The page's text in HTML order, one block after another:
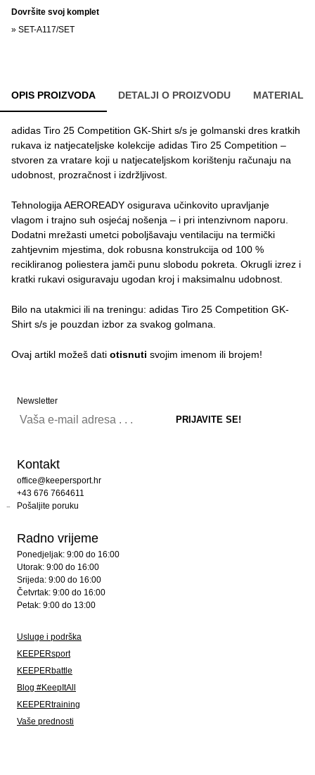
Dovršite svoj komplet
» SET-A117/SET
OPIS PROIZVODA DETALJI O PROIZVODU MATERIAL
adidas Tiro 25 Competition GK-Shirt s/s je golmanski dres kratkih
rukava iz natjecateljske kolekcije adidas Tiro 25 Competition –
stvoren za vratare koji u natjecateljskom korištenju računaju na
udobnost, prozračnost i izdržljivost.
Tehnologija AEROREADY osigurava učinkovito upravljanje
vlagom i trajno suh osjećaj nošenja – i pri intenzivnom naporu.
Dodatni mrežasti umetci poboljšavaju ventilaciju na termički
zahtjevnim mjestima, dok robusna konstrukcija od 100 %
recikliranog poliestera jamči punu slobodu pokreta. Okrugli izrez i
kratki rukavi osiguravaju ugodan kroj i maksimalnu udobnost.
Bilo na utakmici ili na treningu: adidas Tiro 25 Competition GK-
Shirt s/s je pouzdan izbor za svakog golmana.
Ovaj artikl možeš dati otisnuti svojim imenom ili brojem!
Newsletter
Kontakt
office@keepersport.hr
+43 676 7664611
Pošaljite poruku
Radno vrijeme
Ponedjeljak: 9:00 do 16:00
Utorak: 9:00 do 16:00
Srijeda: 9:00 do 16:00
Četvrtak: 9:00 do 16:00
Petak: 9:00 do 13:00
Usluge i podrška
KEEPERsport
KEEPERbattle
Blog #KeepItAll
KEEPERtraining
Vaše prednosti